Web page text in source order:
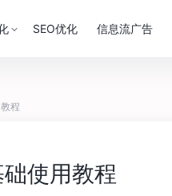
SEO优化 信息流广告
程
使用教程